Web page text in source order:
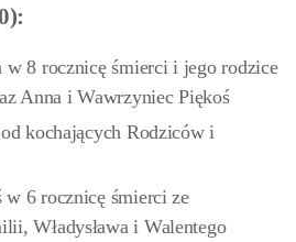
w 8 rocznicę śmierci i jego rodzice
Anna i Wawrzyniec Piękoś
kochających Rodziców i
w 6 rocznicę śmierci ze
Władysława i Walentego